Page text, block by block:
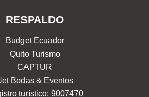
RESPALDO
Budget Ecuador
Quito Turismo
CAPTUR
Bodas & Eventos
turístico: 9007470